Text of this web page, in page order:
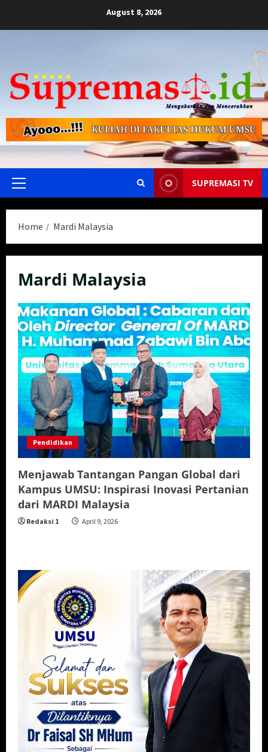
August 8, 2026
Primary
SUPREMASI TV
Home Mardi Malaysia
Mardi Malaysia
Pendidikan
Menjawab Tantangan Pangan Global dari
Kampus UMSU: Inspirasi Inovasi Pertanian
dari MARDI Malaysia
Redaksi 1 April 9, 2026